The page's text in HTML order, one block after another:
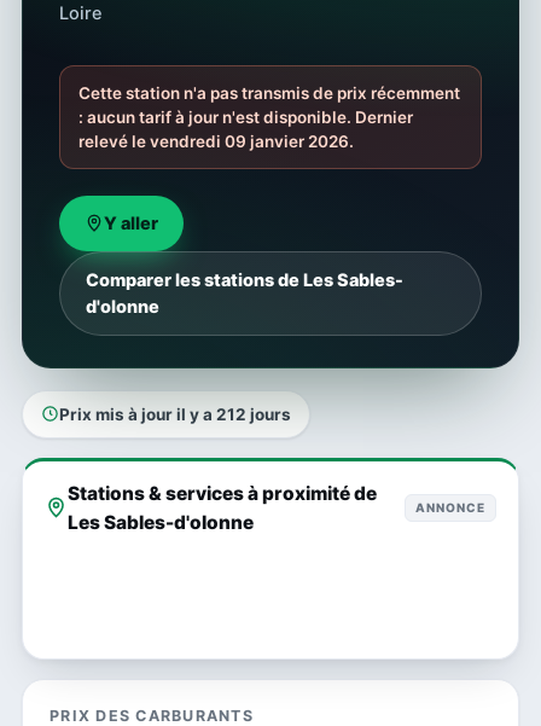
Loire
Cette station n'a pas transmis de prix récemment
: aucun tarif à jour n'est disponible. Dernier
relevé le vendredi 09 janvier 2026.
Y aller
Comparer les stations de Les Sables-
d'olonne
Prix mis à jour il y a 212 jours
Stations & services à proximité de
Les Sables-d'olonne
ANNONCE
PRIX DES CARBURANTS